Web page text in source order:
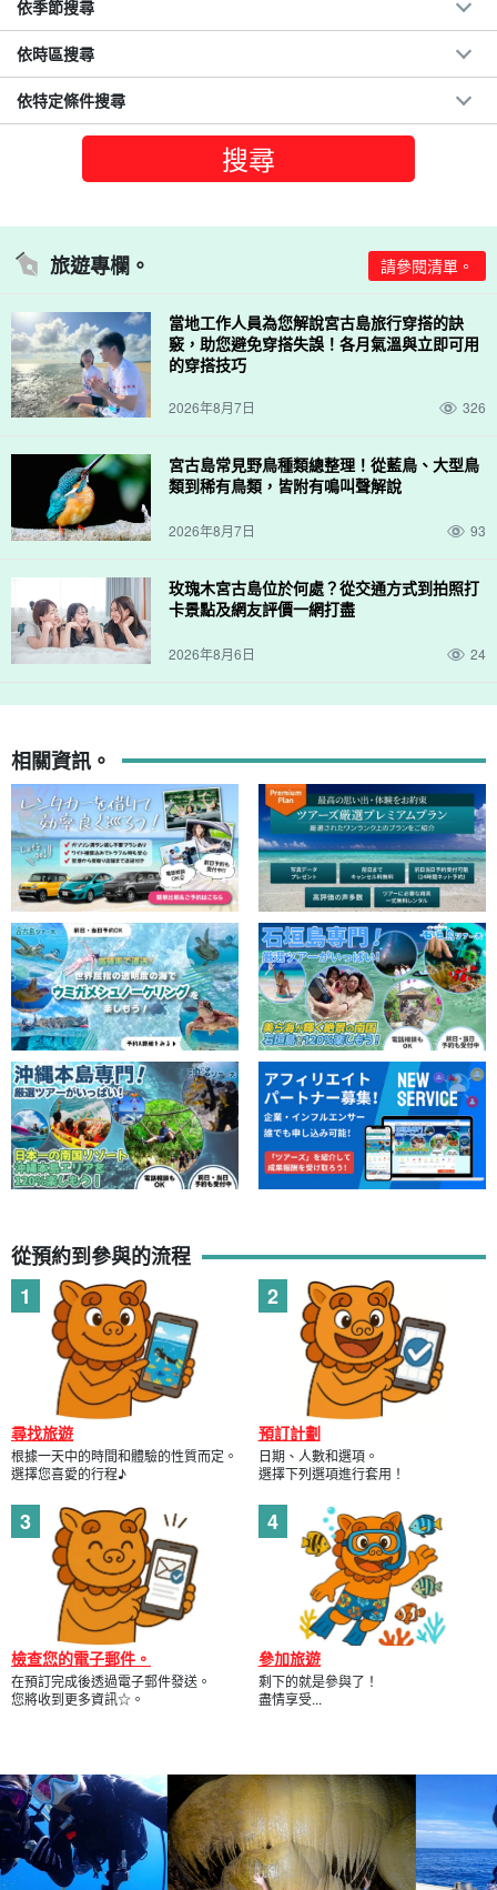
依季節搜尋
依時區搜尋
依特定條件搜尋
旅遊專欄。 請參閱清單。
當地工作人員為您解說宮古島旅行穿搭的訣
竅，助您避免穿搭失誤！各月氣溫與立即可用
的穿搭技巧
2026年8月7日 326
宮古島常見野鳥種類總整理！從藍鳥、大型鳥
類到稀有鳥類，皆附有鳴叫聲解說
2026年8月7日 93
玫瑰木宮古島位於何處？從交通方式到拍照打
卡景點及網友評價一網打盡
2026年8月6日 24
相關資訊。
從預約到參與的流程
尋找旅遊
根據一天中的時間和體驗的性質而定。
選擇您喜愛的行程♪
預訂計劃
日期、人數和選項。
選擇下列選項進行套用！
檢查您的電子郵件。
在預訂完成後透過電子郵件發送。
您將收到更多資訊☆。
參加旅遊
剩下的就是參與了！
盡情享受...